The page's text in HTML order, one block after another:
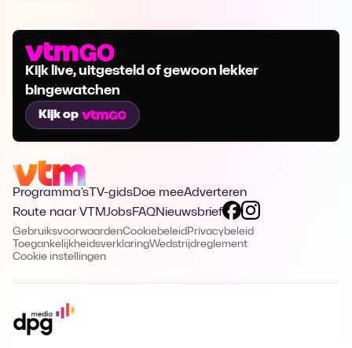
Kijk live, uitgesteld of gewoon lekker
bingewatchen
Kijk op
Programma's TV-gidsDoe meeAdverteren
Route naar VTMJobsFAQNieuwsbrief
GebruiksvoorwaardenCookiebeleid Privacybeleid
ToegankelijkheidsverklaringWedstrijdreglement
Cookie instellingen